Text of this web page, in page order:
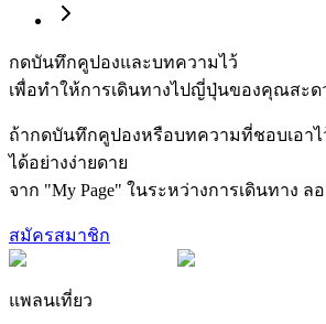
กดบันทึกคูปองและบทความไว้
เพื่อทำให้การเดินทางไปญี่ปุ่นของคุณสะด
ถ้ากดบันทึกคูปองหรือบทความที่ชอบเอา
ได้อย่างง่ายดาย
จาก "My Page" ในระหว่างการเดินทาง ล
สมัครสมาชิก
แพลนเที่ยว